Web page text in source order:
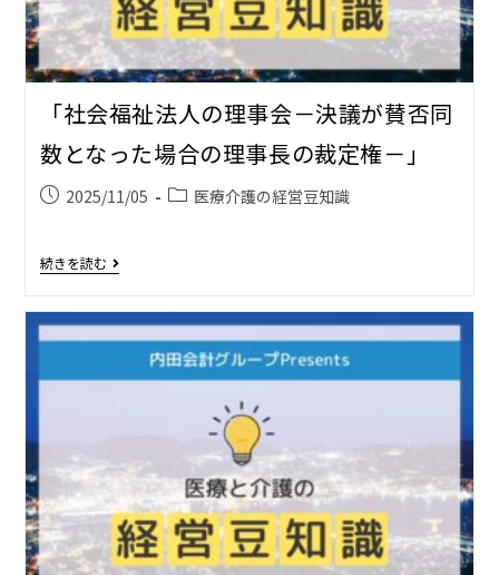
「社会福祉法人の理事会－決議が賛否同
数となった場合の理事長の裁定権－」
2025/11/05 医療介護の経営豆知識
続きを読む